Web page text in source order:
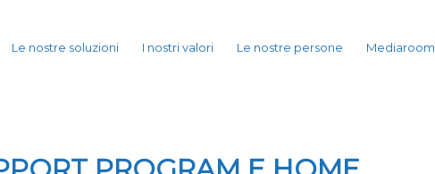
Le nostre soluzioni I nostri valori Le nostre persone Mediaroom